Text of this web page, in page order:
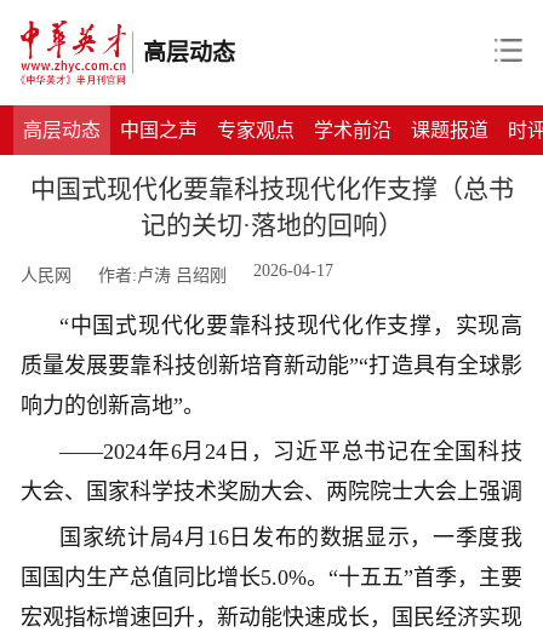
高层动态
高层动态 中国之声 专家观点 学术前沿 课题报道 时
中国式现代化要靠科技现代化作支撑（总书
记的关切·落地的回响）
人民网 作者:卢涛 吕绍刚 2026-04-17
“中国式现代化要靠科技现代化作支撑，实现高
质量发展要靠科技创新培育新动能”“打造具有全球影
响力的创新高地”。
——2024年6月24日，习近平总书记在全国科技
大会、国家科学技术奖励大会、两院院士大会上强调
国家统计局4月16日发布的数据显示，一季度我
国国内生产总值同比增长5.0%。“十五五”首季，主要
宏观指标增速回升，新动能快速成长，国民经济实现